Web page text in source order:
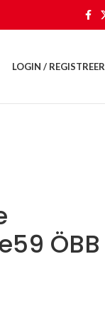
LOGIN / REGISTREER
ÖBB